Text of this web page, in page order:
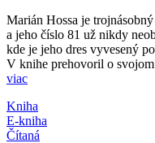
Marián Hossa je
a jeho číslo 81 už nikdy
kde je jeho dres vyvesený
V knihe prehovoril o
viac
Kniha
E-kniha
Čítaná